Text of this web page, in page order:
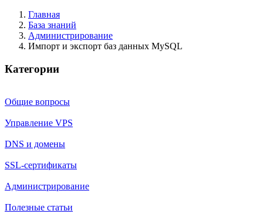
Главная
База знаний
Администрирование
Импорт и экспорт баз данных MySQL
Категории
Общие вопросы
Управление VPS
DNS и домены
SSL-сертификаты
Администрирование
Полезные статьи